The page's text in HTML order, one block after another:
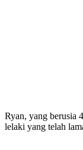
Ryan, yang berusia
lelaki yang telah